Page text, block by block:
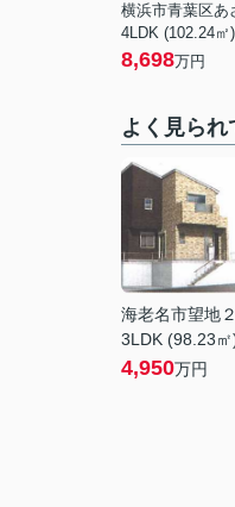
4LDK (102.24㎡)
8,698万円
よく見ら
海老名市望地
3LDK (98.23㎡
4,950万円